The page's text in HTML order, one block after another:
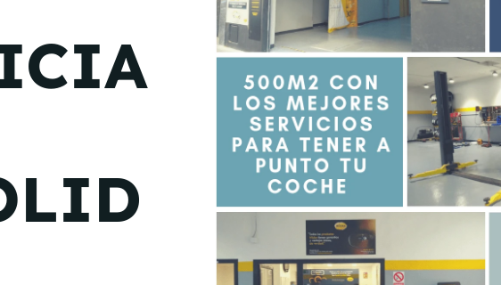
Madrid 2026 2 -08
Castilla-La Mancha
22 de octubre
Barcelona 2026 2 -
05 de noviembre
VER MÁS